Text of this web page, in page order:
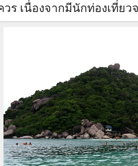
วร เนื่องจากมีนักท่องเที่ย